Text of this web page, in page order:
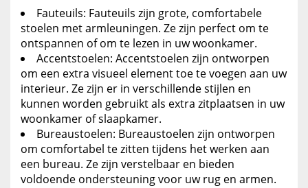
Fauteuils: Fauteuils zijn grote, comfortabele
stoelen met armleuningen. Ze zijn perfect om te
ontspannen of om te lezen in uw woonkamer.
Accentstoelen: Accentstoelen zijn ontworpen
om een extra visueel element toe te voegen aan uw
interieur. Ze zijn er in verschillende stijlen en
kunnen worden gebruikt als extra zitplaatsen in uw
woonkamer of slaapkamer.
Bureaustoelen: Bureaustoelen zijn ontworpen
om comfortabel te zitten tijdens het werken aan
een bureau. Ze zijn verstelbaar en bieden
voldoende ondersteuning voor uw rug en armen.